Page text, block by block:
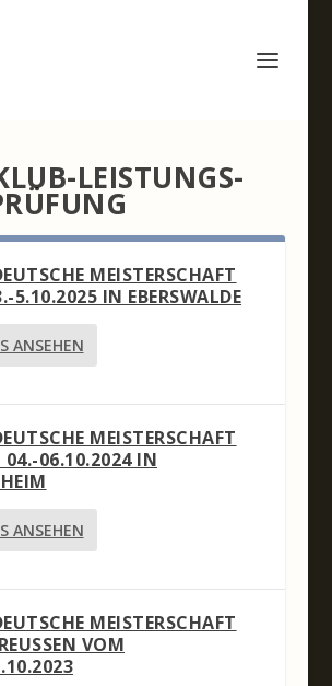
LEISTUNGS-
MEISTERSCHAFT
5.10.2025 IN EBERSWALDE
ANSEHEN
MEISTERSCHAFT
04.-06.10.2024 IN
ANSEHEN
MEISTERSCHAFT
VOM 2